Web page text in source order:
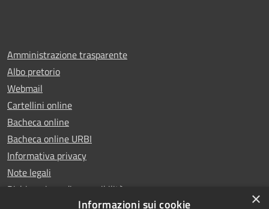
Amministrazione trasparente
Albo pretorio
Webmail
Cartellini online
Bacheca online
Bacheca online URBI
Informativa privacy
Note legali
Dichiarazione di accessibilità
×
Informazioni sui cookie